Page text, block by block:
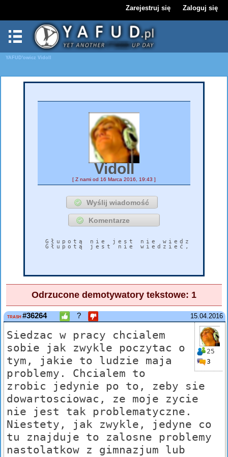
Zarejestruj się Zaloguj się
YAFUD'owicz Vidoll
Vidoll
[ Z nami od 16 Marca 2016, 19:43 ]
Głupotą nie jest nie wiedzieć.
Głupotą jest nie wiedzieć, ale
Odrzucone demotywatory tekstowe: 1
15.04.2016
TRASH #36264 ?
25
3
Siedzac w pracy chcialem
sobie jak zwykle poczytac o
tym, jakie to ludzie maja
problemy. Chcialem to
zrobic jedynie po to, zeby sie
dowartosciowac, ze moje zycie
nie jest tak problematyczne.
Niestety, jak zwykle, jedyne co
tu znajduje to zalosne problemy
nastolatkow z gimnazjum lub